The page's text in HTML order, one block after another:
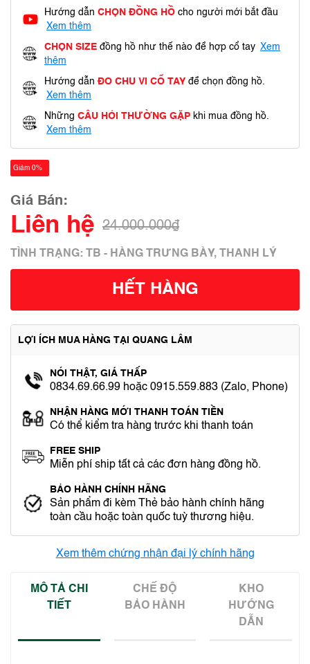
Hướng dẫn CHỌN ĐỒNG HỒ cho người mới bắt đầu
Xem thêm
CHỌN SIZE đồng hồ như thế nào để hợp cổ tay Xem
thêm
Hướng dẫn ĐO CHU VI CỔ TAY để chọn đồng hồ.
Xem thêm
Những CÂU HỎI THƯỜNG GẶP khi mua đồng hồ.
Xem thêm
Giảm 0%
Giá Bán:
Liên hệ 24.000.000₫
TÌNH TRẠNG: TB - HÀNG TRƯNG BÀY, THANH LÝ
HẾT HÀNG
LỢI ÍCH MUA HÀNG TẠI QUANG LÂM
NÓI THẬT, GIÁ THẤP
0834.69.66.99 hoặc 0915.559.883 (Zalo, Phone)
NHẬN HÀNG MỚI THANH TOÁN TIỀN
Có thể kiểm tra hàng trước khi thanh toán
FREE SHIP
Miễn phí ship tất cả các đơn hàng đồng hồ.
BẢO HÀNH CHÍNH HÃNG
Sản phẩm đi kèm Thẻ bảo hành chính hãng
toàn cầu hoặc toàn quốc tuỳ thương hiệu.
Xem thêm chứng nhận đại lý chính hãng
MÔ TẢ CHI
TIẾT
CHẾ ĐỘ
BẢO HÀNH
KHO
HƯỚNG
DẪN